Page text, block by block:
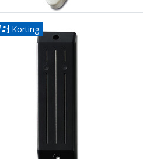
Korting